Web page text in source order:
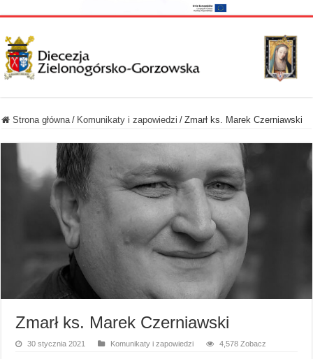
Strona główna / Komunikaty i zapowiedzi / Zmarł ks. Marek Czerniawski
Zmarł ks. Marek Czerniawski
30 stycznia 2021 Komunikaty i zapowiedzi 4,578 Zobacz